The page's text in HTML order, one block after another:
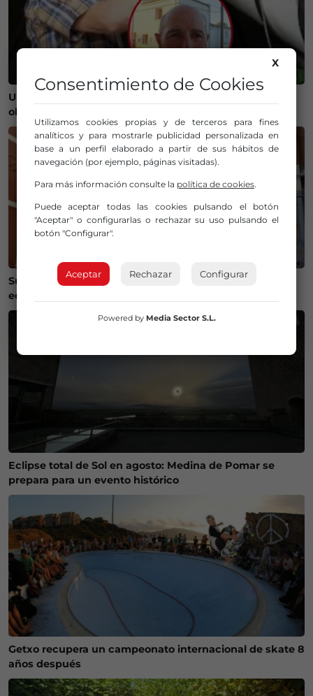
Un bilbaíno invierte 100.000 euros en crear un
observatorio que será protagonista del eclipse
Susto en Bilbao La Vieja: ocho personas atendidas y un
edificio desalojado tras un incendio
Eclipse total de Sol en agosto: Medina de Pomar se
prepara para un evento histórico
Getxo recupera un campeonato internacional de skate 8
años después
X
Consentimiento de Cookies
Utilizamos cookies propias y de terceros para fines
analíticos y para mostrarle publicidad personalizada en
base a un perfil elaborado a partir de sus hábitos de
navegación (por ejemplo, páginas visitadas).
Para más información consulte la política de cookies.
Puede aceptar todas las cookies pulsando el botón
"Aceptar" o configurarlas o rechazar su uso pulsando el
botón "Configurar".
Aceptar Rechazar Configurar
Powered by Media Sector S.L.